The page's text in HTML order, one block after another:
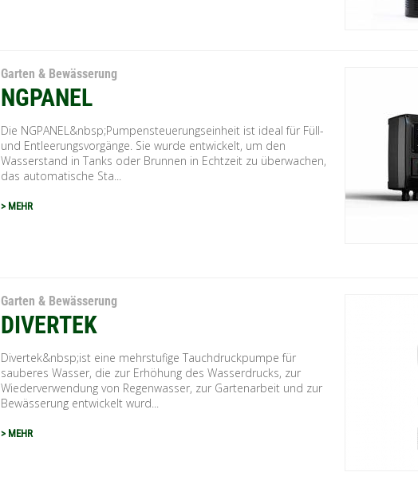
Garten & Bewässerung
NGPANEL
Die NGPANEL&nbsp;Pumpensteuerungseinheit ist ideal für Füll-
und Entleerungsvorgänge. Sie wurde entwickelt, um den
Wasserstand in Tanks oder Brunnen in Echtzeit zu überwachen,
das automatische Sta...
> MEHR
Garten & Bewässerung
DIVERTEK
Divertek&nbsp;ist eine mehrstufige Tauchdruckpumpe für
sauberes Wasser, die zur Erhöhung des Wasserdrucks, zur
Wiederverwendung von Regenwasser, zur Gartenarbeit und zur
Bewässerung entwickelt wurd...
> MEHR